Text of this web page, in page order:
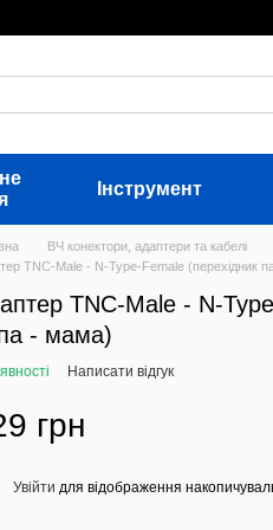
Інструмент
ВЧ конектори, адаптери та кабелі
TNC-Male - N-Type-Female (перехідник
TNC-Male - N-
- мама)
Написати відгук
грн
Увійти для відображення